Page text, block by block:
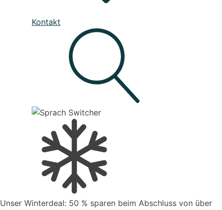
Organisiere deine Aufträge in Überischtlichen
Projekten
Aufträge verwalten
Unser Service
Den besten Service für Ihre Business-Software, die deine
Prozesse verbessert
Live - System Status
Kontakt zum Vertrieb
Kontakt
Unser Winterdeal: 50 % sparen beim Abschluss von über